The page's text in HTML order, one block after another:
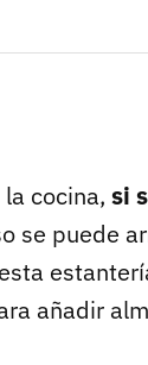
cocina, si
se puede
añadir